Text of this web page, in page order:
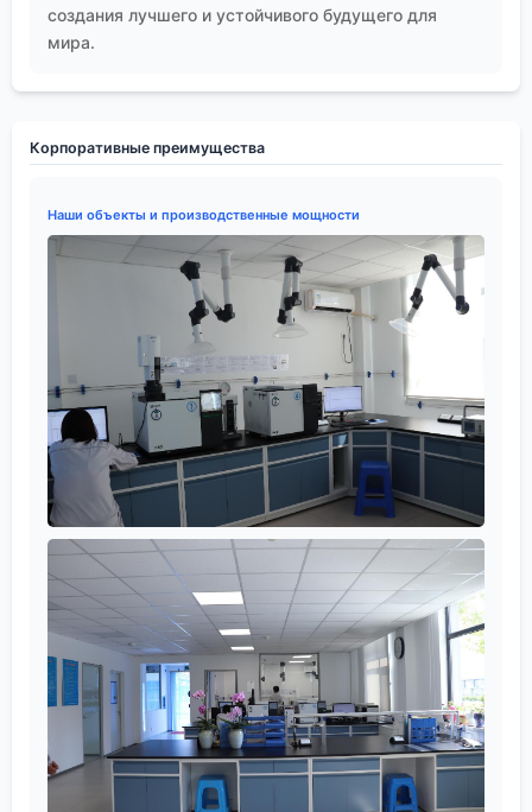
создания лучшего и устойчивого будущего для
мира.
Корпоративные преимущества
Наши объекты и производственные мощности